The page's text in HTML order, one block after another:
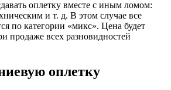
оплетку вместе с иным ломом:
и т. д. В этом случае все
по категории «микс». Цена будет
продаже всех разновидностей
оплетку